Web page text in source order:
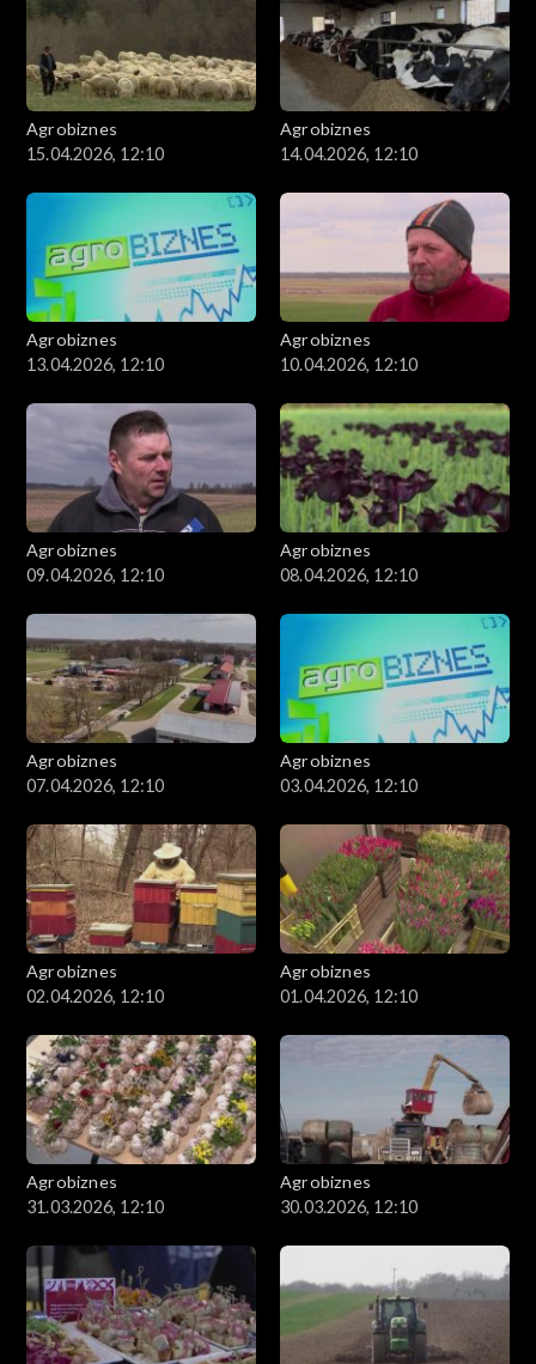
Agrobiznes
15.04.2026, 12:10
Agrobiznes
14.04.2026, 12:10
Agrobiznes
13.04.2026, 12:10
Agrobiznes
10.04.2026, 12:10
Agrobiznes
09.04.2026, 12:10
Agrobiznes
08.04.2026, 12:10
Agrobiznes
07.04.2026, 12:10
Agrobiznes
03.04.2026, 12:10
Agrobiznes
02.04.2026, 12:10
Agrobiznes
01.04.2026, 12:10
Agrobiznes
31.03.2026, 12:10
Agrobiznes
30.03.2026, 12:10